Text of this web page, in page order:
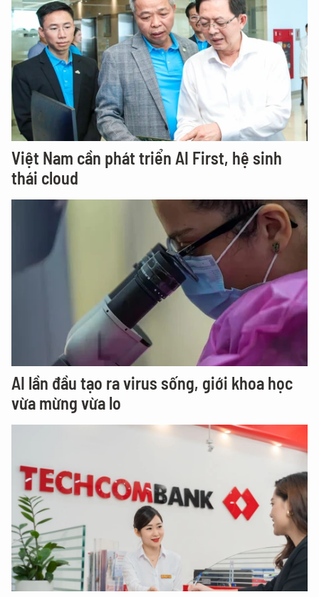
Việt Nam cần phát triển AI First, hệ sinh
thái cloud
AI lần đầu tạo ra virus sống, giới khoa học
vừa mừng vừa lo